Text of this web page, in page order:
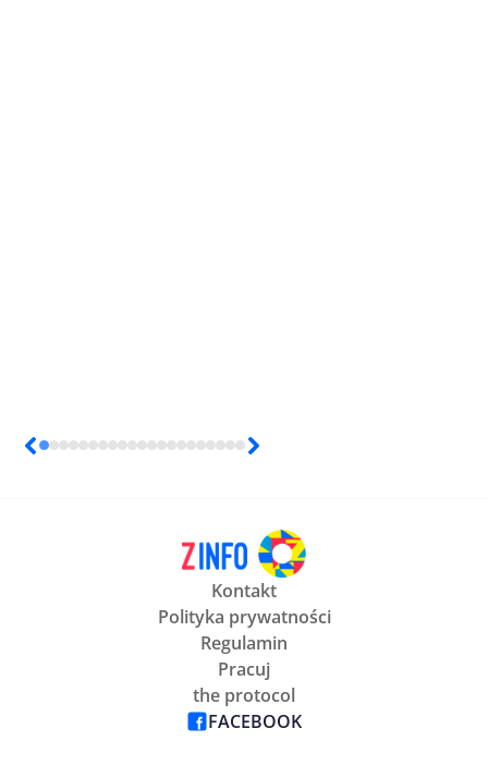
Kontakt
Polityka prywatności
Regulamin
Pracuj
the protocol
FACEBOOK